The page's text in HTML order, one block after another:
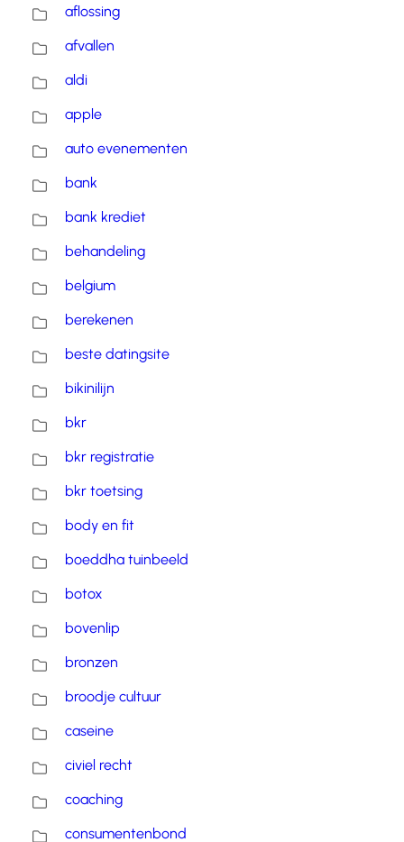
aflossing
afvallen
aldi
apple
auto evenementen
bank
bank krediet
behandeling
belgium
berekenen
beste datingsite
bikinilijn
bkr
bkr registratie
bkr toetsing
body en fit
boeddha tuinbeeld
botox
bovenlip
bronzen
broodje cultuur
caseine
civiel recht
coaching
consumentenbond